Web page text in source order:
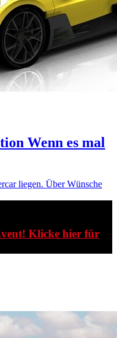
Wenn es mal
liegen. Über Wünsche
Klicke hier für